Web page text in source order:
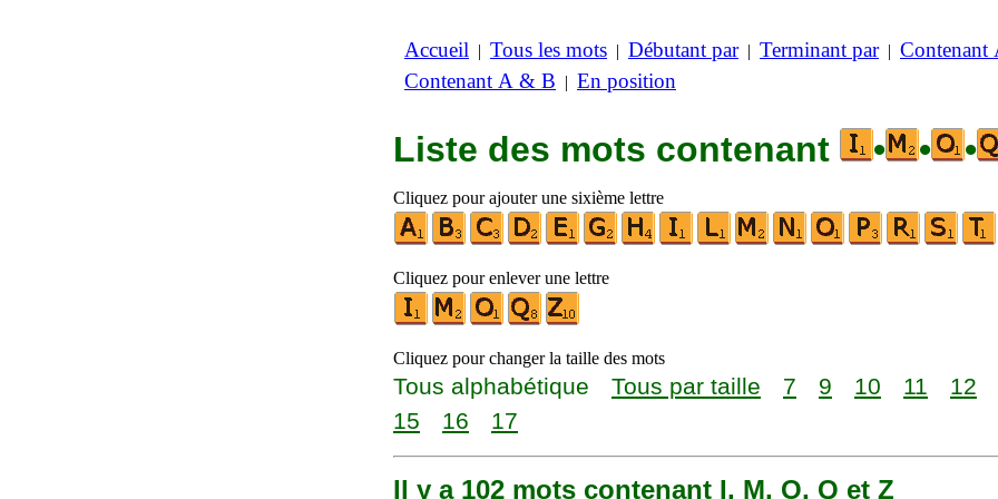
Accueil | Tous les mots | Débutant par| Terminant par| Contenant
Contenant A & B | En position
Liste des mots contenant • • •
Cliquez pour ajouter une sixième lettre
Cliquez pour enlever une lettre
Cliquez pour changer la taille des mots
Tous alphabétique Tous par taille 7 9 10 11 12
15
16 17
Il y a 102 mots contenant I, M, O, Q et Z